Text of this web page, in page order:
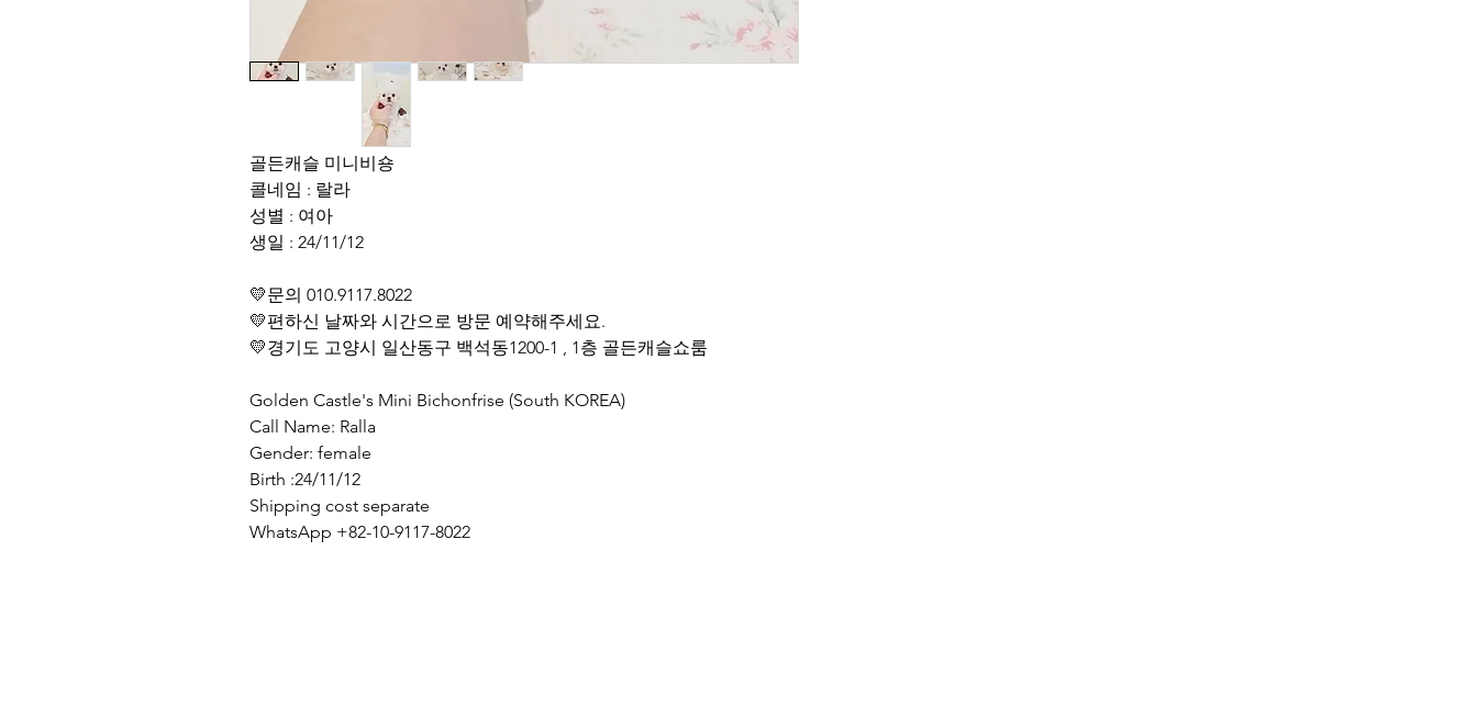
골든캐슬 미니비숑
콜네임 : 랄라
성별 : 여아
생일 : 24/11/12
💛문의 010.9117.8022
💛편하신 날짜와 시간으로 방문 예약해주세요.
💛경기도 고양시 일산동구 백석동1200-1 , 1층 골든캐슬쇼룸
Golden Castle's Mini Bichonfrise (South KOREA)
Call Name: Ralla
Gender: female
Birth :24/11/12
Shipping cost separate
WhatsApp +82-10-9117-8022